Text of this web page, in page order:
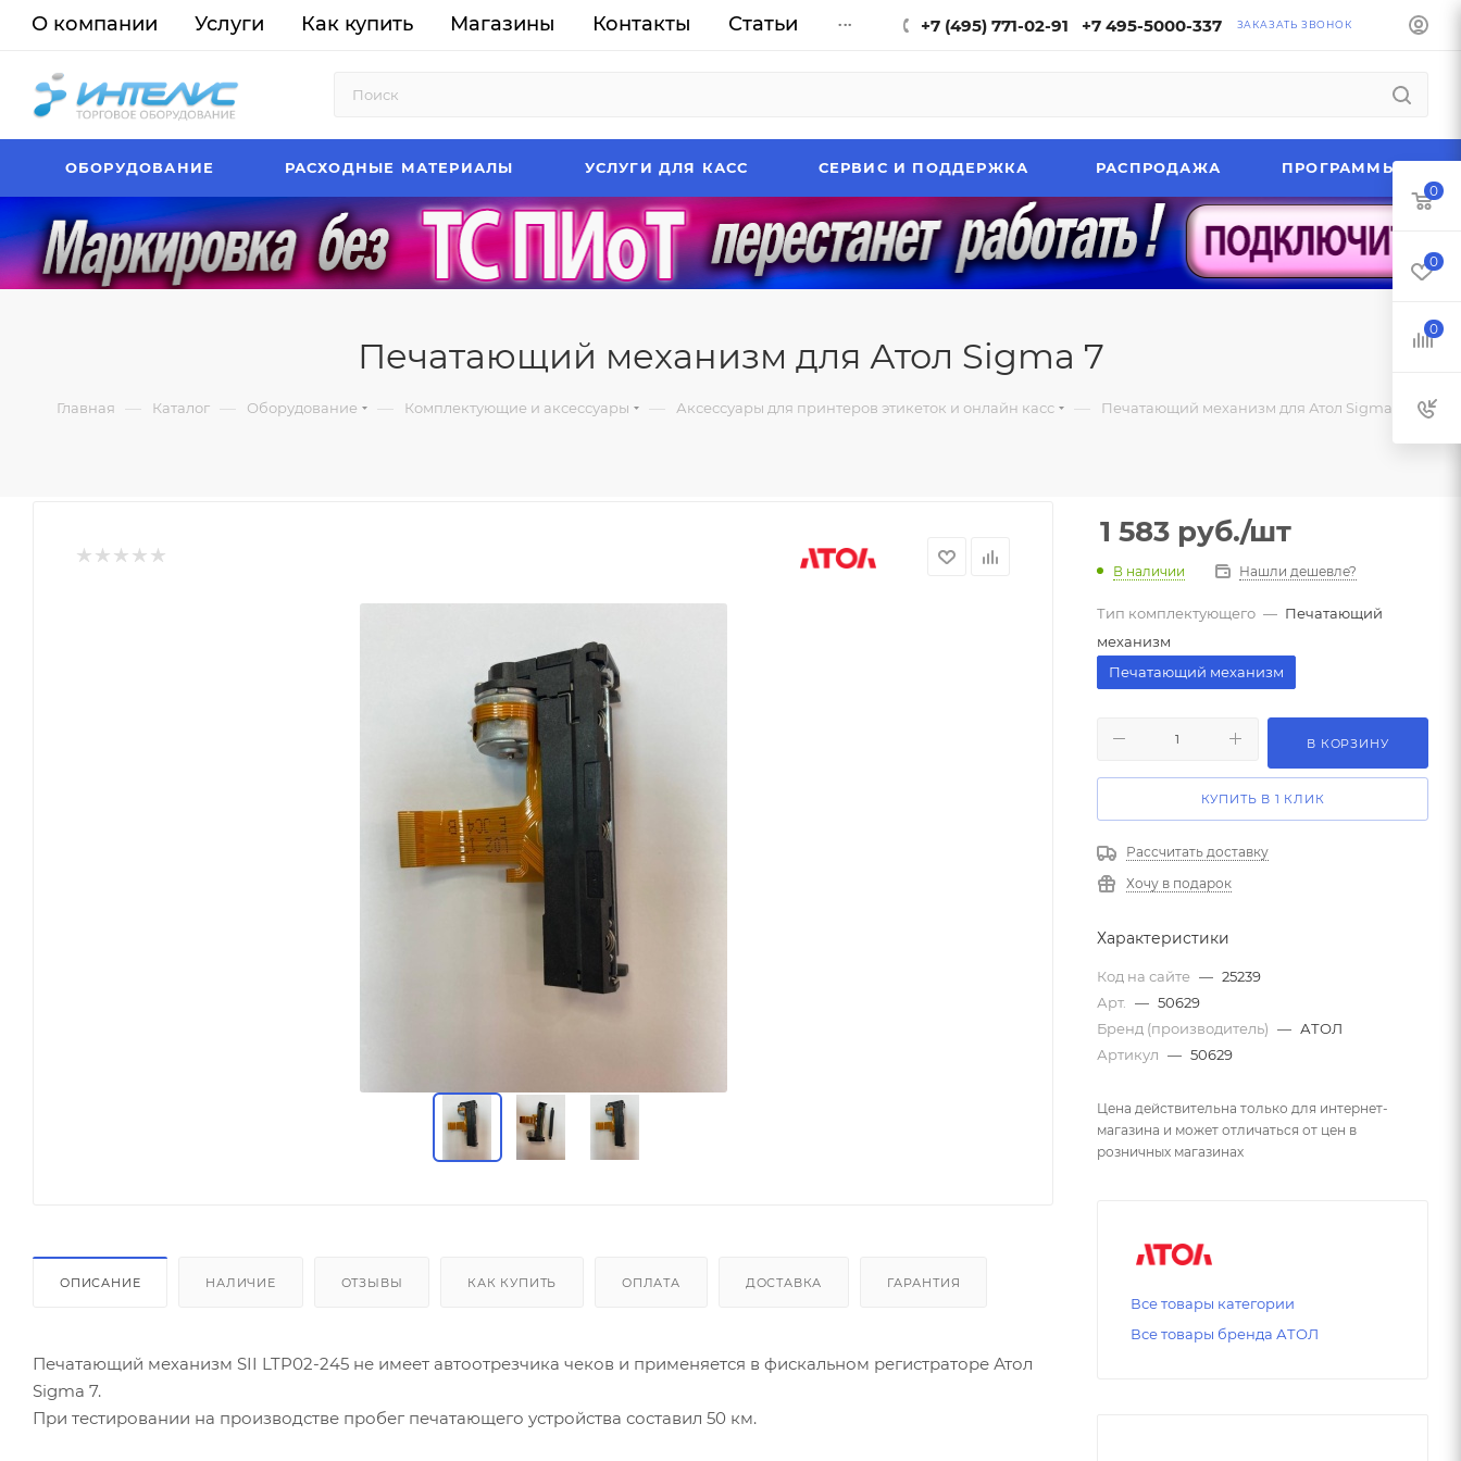
О компании Услуги Как купить Магазины Контакты Статьи ... +7 (495) 771-02-91 +7 495-5000-337 ЗАКАЗАТЬ ЗВОНОК
ОБОРУДОВАНИЕ РАСХОДНЫЕ МАТЕРИАЛЫ УСЛУГИ ДЛЯ КАСС СЕРВИС И ПОДДЕРЖКА РАСПРОДАЖА ПРОГРАММЫ
Печатающий механизм для Атол Sigma 7
Главная — Каталог — Оборудование — Комплектующие и аксессуары — Аксессуары для принтеров этикеток и онлайн касс — Печатающий механизм для Атол Sigma 7
ОПИСАНИЕ НАЛИЧИЕ ОТЗЫВЫ КАК КУПИТЬ ОПЛАТА ДОСТАВКА ГАРАНТИЯ
Печатающий механизм SII LTP02-245 не имеет автоотрезчика чеков и применяется в фискальном регистраторе Атол
Sigma 7.
При тестировании на производстве пробег печатающего устройства составил 50 км.
1 583 руб./шт
В наличии Нашли дешевле?
Тип комплектующего — Печатающий
механизм
Печатающий механизм
В КОРЗИНУ
КУПИТЬ В 1 КЛИК
Рассчитать доставку
Хочу в подарок
Характеристики
Код на сайте — 25239
Арт.
— 50629
Бренд (производитель) — АТОЛ
Артикул — 50629
Цена действительна только для интернет-
магазина и может отличаться от цен в
розничных магазинах
Все товары категории
Все товары бренда АТОЛ
0
0
0